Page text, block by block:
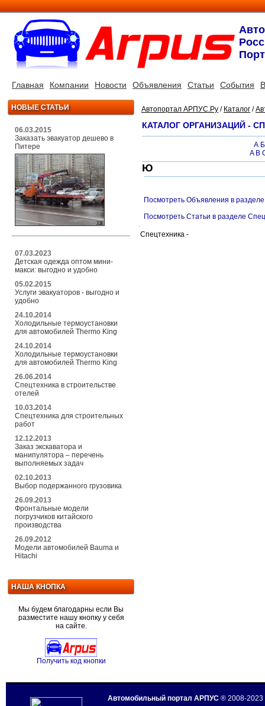
Главная Компании Новости Объявления Статьи События
НОВЫЕ СТАТЬИ
06.03.2015
Заказать эвакуатор дешево в
Питере
07.03.2023
Детская одежда оптом мини-
макси: выгодно и удобно
05.02.2015
Услуги эвакуаторов - выгодно и
удобно
24.10.2014
Холодильные термоустановки
для автомобилей Thermo King
24.10.2014
Холодильные термоустановки
для автомобилей Thermo King
26.06.2014
Спецтехника в строительстве
отелей
10.03.2014
Спецтехника для строительных
работ
12.12.2013
Заказ экскаватора и
манипулятора – перечень
выполняемых задач
02.10.2013
Выбор подержанного грузовика
26.09.2013
Фронтальные модели
погрузчиков китайского
производства
26.09.2012
Модели автомобилей Bauma и
Hitachi
НАША КНОПКА
Мы будем благодарны если Вы
разместите нашу кнопку у себя
на сайте.
Получить код кнопки
Автопортал АРПУС.Ру / Каталог /
КАТАЛОГ ОРГАНИЗАЦИЙ -
А Б
A B
Ю
Посмотреть Объявления в
Посмотреть Статьи в разделе
Спецтехника -
Автомобильный портал АРПУС ® 2008-2023